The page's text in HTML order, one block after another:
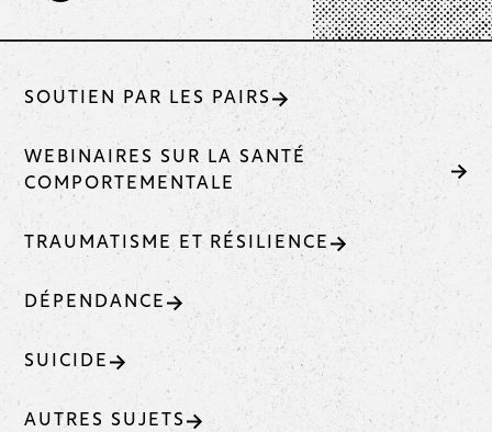
SOUTIEN PAR LES PAIRS
WEBINAIRES SUR LA SANTÉ
COMPORTEMENTALE
TRAUMATISME ET RÉSILIENCE
DÉPENDANCE
SUICIDE
AUTRES SUJETS